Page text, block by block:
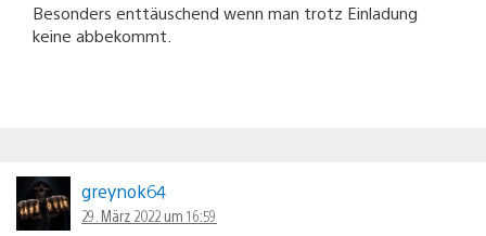
Besonders enttäuschend wenn man trotz Einladung
keine abbekommt.
greynok64
29. März 2022 um 16:59